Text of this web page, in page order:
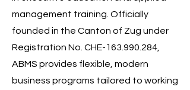
management training. Officially
founded in the Canton of Zug under
Registration No. CHE-163.990.284,
ABMS provides flexible, modern
business programs tailored to working